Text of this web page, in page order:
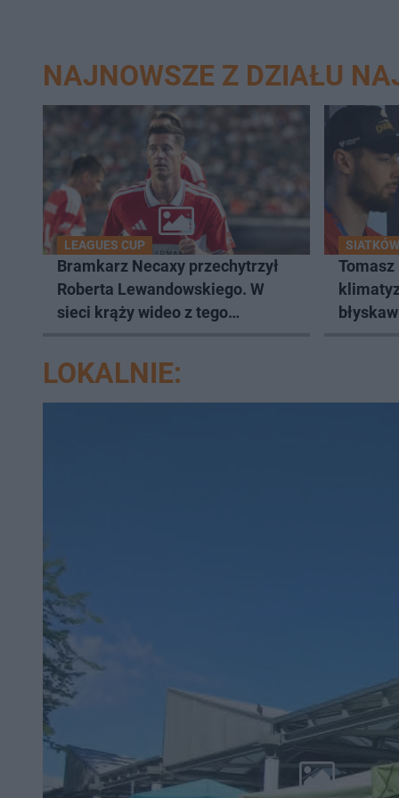
NAJNOWSZE Z DZIAŁU
LEAGUES CUP
Bramkarz Necaxy przechytrzył
Roberta Lewandowskiego. W
sieci krąży wideo z tego
Tomasz
LOKALNIE: